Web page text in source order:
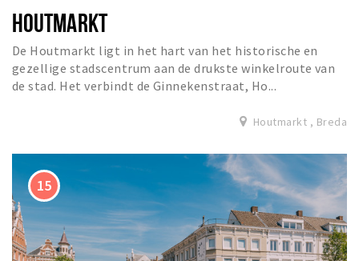
HOUTMARKT
De Houtmarkt ligt in het hart van het historische en
gezellige stadscentrum aan de drukste winkelroute van
de stad. Het verbindt de Ginnekenstraat, Ho...
Houtmarkt , Breda